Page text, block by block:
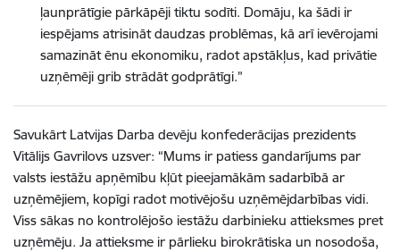
ļaunprātīgie pārkāpēji tiktu sodīti. Domāju, ka šādi ir
iespējams atrisināt daudzas problēmas, kā arī ievērojami
samazināt ēnu ekonomiku, radot apstākļus, kad privātie
uzņēmēji grib strādāt godprātīgi.”
Savukārt Latvijas Darba devēju konfederācijas prezidents
Vitālijs Gavrilovs uzsver: “Mums ir patiess gandarījums par
valsts iestāžu apņēmību kļūt pieejamākām sadarbībā ar
uzņēmējiem, kopīgi radot motivējošu uzņēmējdarbības vidi.
Viss sākas no kontrolējošo iestāžu darbinieku attieksmes pret
uzņēmēju. Ja attieksme ir pārlieku birokrātiska un nosodoša,